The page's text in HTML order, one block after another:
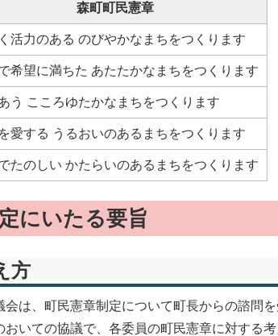
森町町民憲章
活力のある のびやかなまちをつくります
希望に満ちた あたたかなまちをつくります
う こころゆたかなまちをつくります
愛する うるおいのあるまちをつくります
たのしい かたらいのあるまちをつくります
にいたる要旨
方
会は、町民憲章制定について町長からの諮問
おいての協議で、各委員の町民憲章に対する